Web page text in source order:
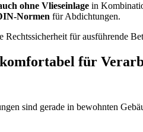
ohne Vlieseinlage in
für Abdichtungen.
Rechtssicherheit für ausführende
für
sind gerade in bewohnten